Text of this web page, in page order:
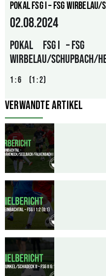
POKAL FSG I – FSG
02.08.2024
POKAL FSG I – FSG
Wirbelau/Schupbach/
1 : 6 (1 : 2)
Verwandte Artikel